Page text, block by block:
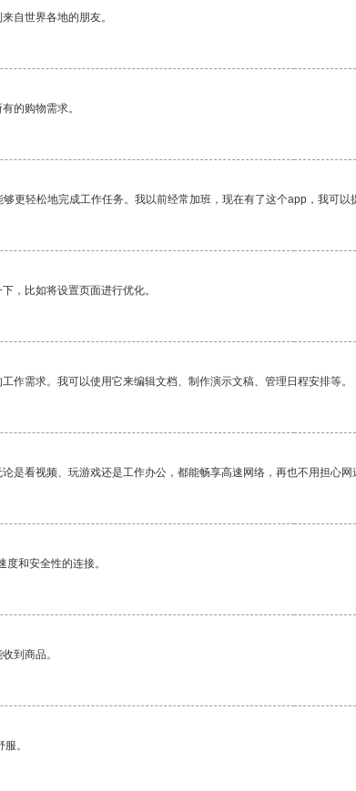
自世界各地的朋友。
的购物需求。
更轻松地完成工作任务。我以前经常加班，现在有了这个app，我可以
，比如将设置页面进行优化。
作需求。我可以使用它来编辑文档、制作演示文稿、管理日程安排等。
是看视频、玩游戏还是工作办公，都能畅享高速网络，再也不用担心
和安全性的连接。
到商品。
。